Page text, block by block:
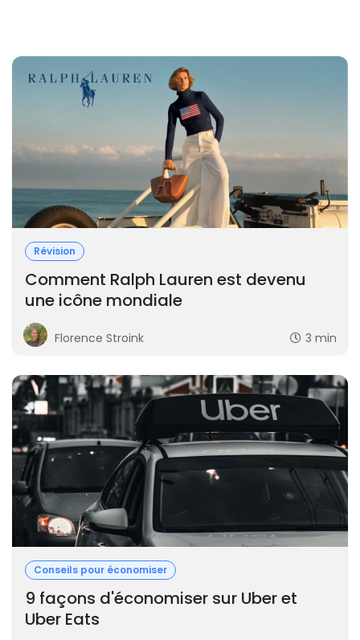
Révision
Comment Ralph Lauren est devenu
une icône mondiale
Florence Stroink 3 min
Conseils pour économiser
9 façons d'économiser sur Uber et
Uber Eats